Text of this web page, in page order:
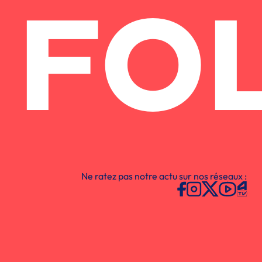
Ne ratez pas notre actu sur nos réseaux :